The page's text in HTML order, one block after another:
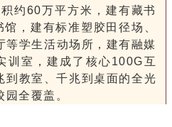
约60万平方米，建有藏书
，建有标准塑胶田径场、
等学生活动场所，建有融媒
训室，建成了核心100G互
到教室、千兆到桌面的全光
全覆盖。